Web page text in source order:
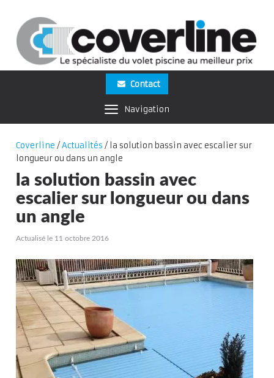
Navigation
Contact
Coverline /Actualités / la solution bassin avec escalier sur
longueur ou dans un angle
la solution bassin avec
escalier sur longueur ou dans
un angle
Actualisé le 11 octobre 2016